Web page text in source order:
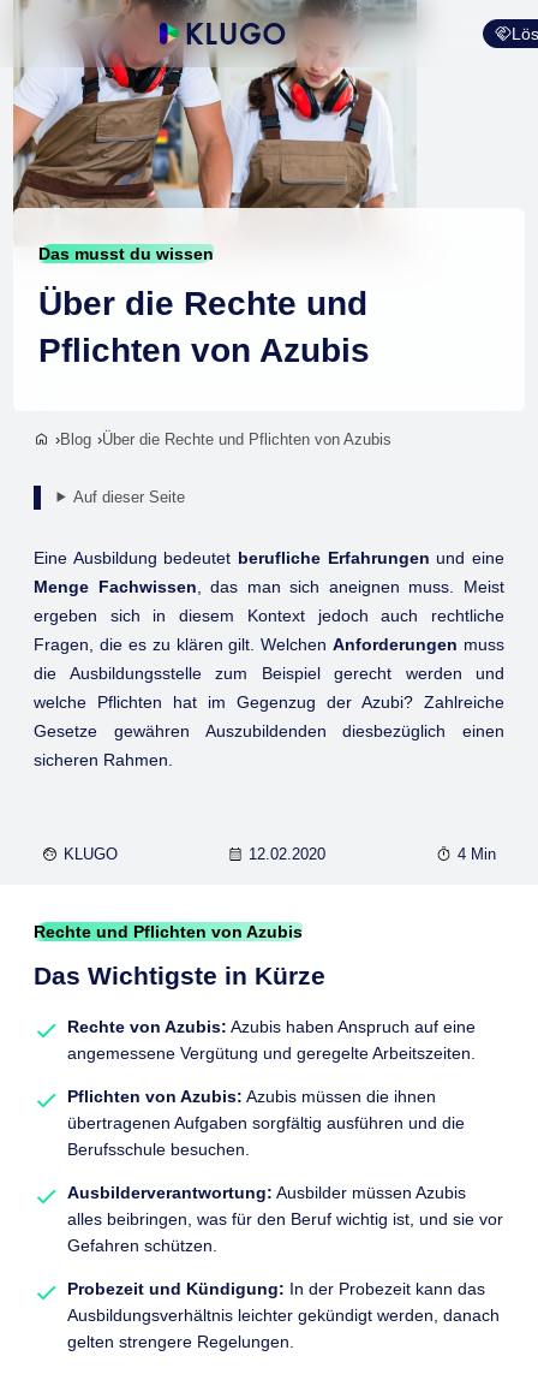
Das musst du wissen
Über die Rechte und
Pflichten von Azubis
Blog Über die Rechte und Pflichten von Azubis
Auf dieser Seite
Eine Ausbildung bedeutet berufliche Erfahrungen und eine
Menge Fachwissen , das man sich aneignen muss. Meist
ergeben sich in diesem Kontext jedoch auch rechtliche
Fragen, die es zu klären gilt. WelchenAnforderungen muss
die Ausbildungsstelle zum Beispiel gerecht werden und
welche Pflichten hat im Gegenzug der Azubi? Zahlreiche
Gesetze gewähren Auszubildenden diesbezüglich einen
sicheren Rahmen.
KLUGO 12.02.2020 4 Min
Rechte und Pflichten von Azubis
Das Wichtigste in Kürze
Rechte von Azubis: Azubis haben Anspruch auf eine
angemessene Vergütung und geregelte Arbeitszeiten.
Pflichten von Azubis: Azubis müssen die ihnen
übertragenen Aufgaben sorgfältig ausführen und die
Berufsschule besuchen.
Ausbilderverantwortung: Ausbilder müssen Azubis
alles beibringen, was für den Beruf wichtig ist, und sie vor
Gefahren schützen.
Probezeit und Kündigung: In der Probezeit kann das
Ausbildungsverhältnis leichter gekündigt werden, danach
gelten strengere Regelungen.